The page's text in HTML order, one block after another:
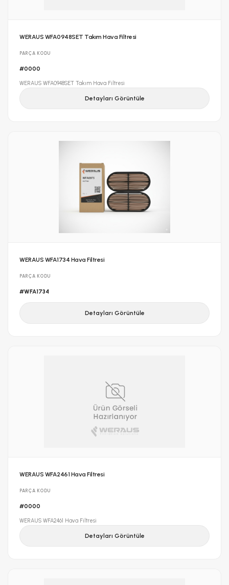
WERAUS WFA0948SET Takım Hava Filtresi
PARÇA KODU
#0000
WERAUS WFA0948SET Takım Hava Filtresi
Detayları Görüntüle
WERAUS WFA1734 Hava Filtresi
PARÇA KODU
#WFA1734
Detayları Görüntüle
WERAUS WFA2461 Hava Filtresi
PARÇA KODU
#0000
WERAUS WFA2461 Hava Filtresi
Detayları Görüntüle